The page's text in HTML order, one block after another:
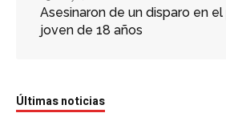
Asesinaron de un disparo en
joven de 18 años
Últimas noticias